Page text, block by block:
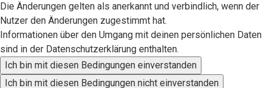
Die Änderungen gelten als anerkannt und verbindlich, wenn der
Nutzer den Änderungen zugestimmt hat.
Informationen über den Umgang mit deinen persönlichen Daten
sind in der Datenschutzerklärung enthalten.